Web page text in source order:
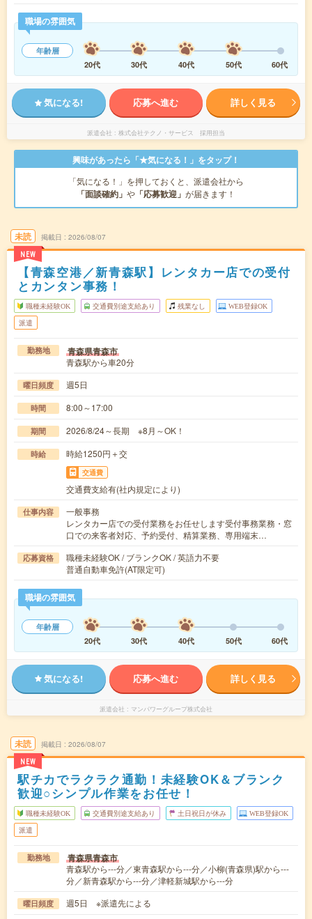
職場の雰囲気
年齢層
20代
30代 40代 50代 60代
気になる! 応募へ進む 詳しく見る
派遣会社 株式会社テクノ・サービス 採用担当
興味があったら「★気になる！」をタップ！
「気になる！」を押しておくと、派遣会社から
「面談確約」 や 「応募歓迎」 が届きます！
未読
NEW
掲載日 2026/08/07
【青森空港／新青森駅】レンタカー店での受付
とカンタン事務！
職種未経験OK 交通費別途支給あり 残業なし WEB登録OK
派遣
勤務地 青森県青森市
青森駅から車20分
曜日頻度 週5日
時間 8:00～17:00
期間 2026/8/24～長期 ※8月～OK！
時給 時給1250円＋交
交通費
交通費支給有(社内規定により)
仕事内容
一般事務
レンタカー店での受付業務をお任せします受付事務業務・窓
口での来客者対応、予約受付、精算業務、専用端末…
応募資格
職種未経験OK / ブランクOK / 英語力不要
普通自動車免許(AT限定可)
職場の雰囲気
年齢層
20代
30代 40代 50代 60代
気になる! 応募へ進む 詳しく見る
派遣会社 マンパワーグループ株式会社
未読
NEW
掲載日 2026/08/07
駅チカでラクラク通勤！未経験OK＆ブランク
歓迎○シンプル作業をお任せ！
職種未経験OK 交通費別途支給あり 土日祝日が休み WEB登録OK
派遣
勤務地 青森県青森市
青森駅から---分／東青森駅から---分／小柳(青森県)駅から---
分／新青森駅から---分／津軽新城駅から---分
曜日頻度 週5日 ※派遣先による